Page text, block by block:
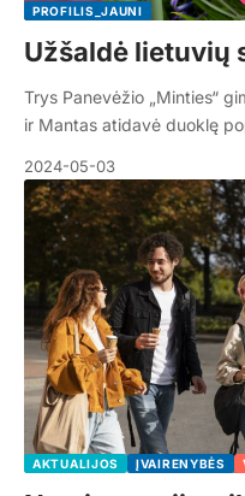
PROFILIS_JAUNI
Užšaldė lietuvių
Trys Panevėžio „Minties“
ir Mantas atidavė duoklę
2024-05-03
AKTUALIJOS ĮVAIRENYBĖS